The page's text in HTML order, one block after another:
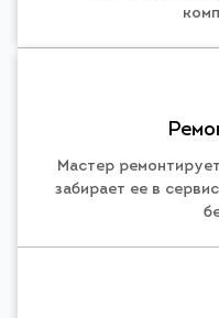
Мастер
забирает ее в